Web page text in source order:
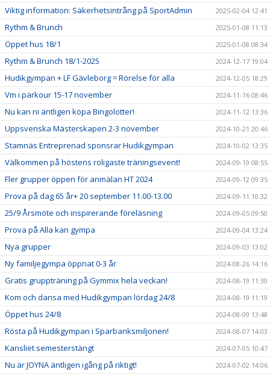
Viktig information: Säkerhetsintrång på SportAdmin 2025-02-04 12:41
Rythm & Brunch 2025-01-08 11:13
Öppet hus 18/1 2025-01-08 08:34
Rythm & Brunch 18/1-2025 2024-12-17 19:04
Hudikgympan + LF Gävleborg = Rörelse för alla 2024-12-05 18:29
Vm i parkour 15-17 november 2024-11-16 08:46
Nu kan ni äntligen köpa Bingolotter! 2024-11-12 13:36
Uppsvenska Mästerskapen 2-3 november 2024-10-21 20:46
Stamnäs Entreprenad sponsrar Hudikgympan 2024-10-02 13:35
Välkommen på höstens roligaste träningsevent! 2024-09-19 08:55
Fler grupper öppen för anmälan HT 2024 2024-09-12 09:35
Prova på dag 65 år+ 20 september 11.00-13.00 2024-09-11 10:32
25/9 Årsmöte och inspirerande föreläsning 2024-09-05 09:50
Prova på Alla kan gympa 2024-09-04 13:24
Nya grupper 2024-09-03 13:02
Ny familjegympa öppnat 0-3 år 2024-08-26 14:16
Gratis gruppträning på Gymmix hela veckan! 2024-08-19 11:30
Kom och dansa med Hudikgympan lördag 24/8 2024-08-19 11:19
Öppet hus 24/8 2024-08-09 13:48
Rösta på Hudikgympan i Sparbanksmiljonen! 2024-08-07 14:03
Kansliet semesterstängt 2024-07-05 10:47
Nu är JOYNA äntligen igång på riktigt! 2024-07-02 14:06